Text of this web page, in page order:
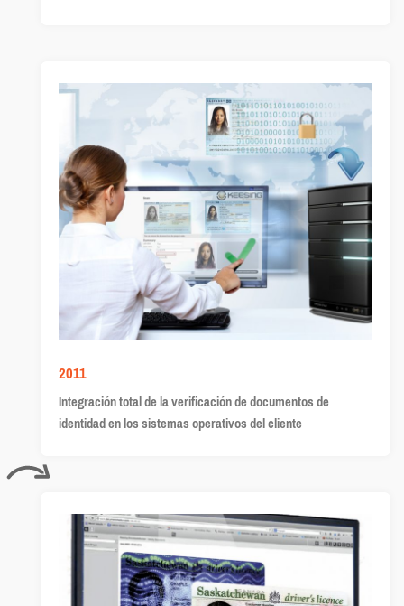
2011
Integración total de la verificación de documentos de
identidad en los sistemas operativos del cliente